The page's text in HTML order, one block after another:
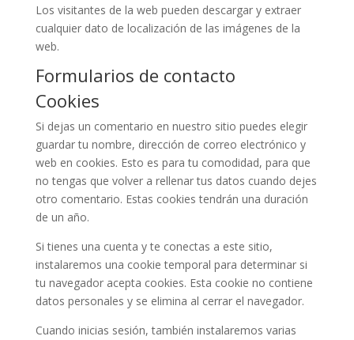
Los visitantes de la web pueden descargar y extraer
cualquier dato de localización de las imágenes de la
web.
Formularios de contacto
Cookies
Si dejas un comentario en nuestro sitio puedes elegir
guardar tu nombre, dirección de correo electrónico y
web en cookies. Esto es para tu comodidad, para que
no tengas que volver a rellenar tus datos cuando dejes
otro comentario. Estas cookies tendrán una duración
de un año.
Si tienes una cuenta y te conectas a este sitio,
instalaremos una cookie temporal para determinar si
tu navegador acepta cookies. Esta cookie no contiene
datos personales y se elimina al cerrar el navegador.
Cuando inicias sesión, también instalaremos varias